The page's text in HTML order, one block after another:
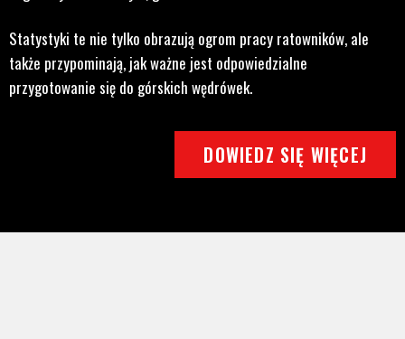
Statystyki te nie tylko obrazują ogrom pracy ratowników, ale
także przypominają, jak ważne jest odpowiedzialne
przygotowanie się do górskich wędrówek.
DOWIEDZ SIĘ WIĘCEJ